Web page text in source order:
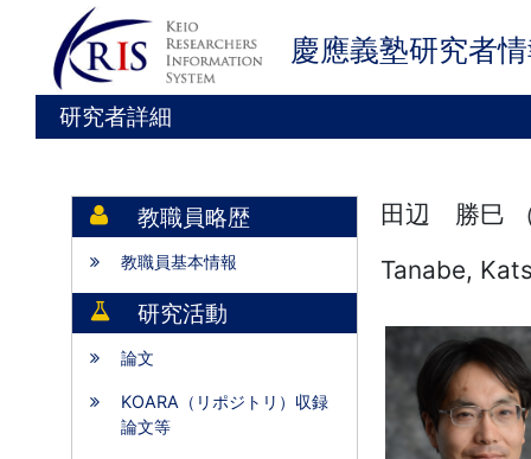
慶應義塾研究者
研究者詳細
教職員略歴
教職員基本情報
研究活動
論文
KOARA（リポジトリ）収録
論文等
田辺 勝巳
Tanabe,